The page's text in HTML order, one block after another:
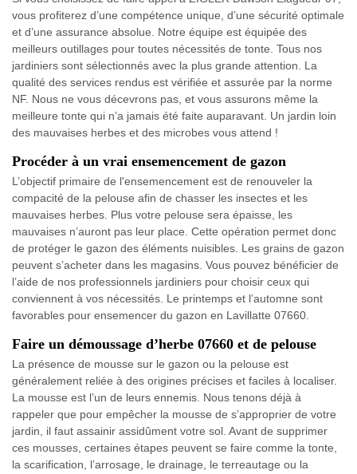
vous profiterez d’une compétence unique, d’une sécurité optimale
et d’une assurance absolue. Notre équipe est équipée des
meilleurs outillages pour toutes nécessités de tonte. Tous nos
jardiniers sont sélectionnés avec la plus grande attention. La
qualité des services rendus est vérifiée et assurée par la norme
NF. Nous ne vous décevrons pas, et vous assurons même la
meilleure tonte qui n’a jamais été faite auparavant. Un jardin loin
des mauvaises herbes et des microbes vous attend !
Procéder à un vrai ensemencement de gazon
L’objectif primaire de l'ensemencement est de renouveler la
compacité de la pelouse afin de chasser les insectes et les
mauvaises herbes. Plus votre pelouse sera épaisse, les
mauvaises n’auront pas leur place. Cette opération permet donc
de protéger le gazon des éléments nuisibles. Les grains de gazon
peuvent s’acheter dans les magasins. Vous pouvez bénéficier de
l’aide de nos professionnels jardiniers pour choisir ceux qui
conviennent à vos nécessités. Le printemps et l’automne sont
favorables pour ensemencer du gazon en Lavillatte 07660.
Faire un démoussage d’herbe 07660 et de pelouse
La présence de mousse sur le gazon ou la pelouse est
généralement reliée à des origines précises et faciles à localiser.
La mousse est l’un de leurs ennemis. Nous tenons déjà à
rappeler que pour empêcher la mousse de s’approprier de votre
jardin, il faut assainir assidûment votre sol. Avant de supprimer
ces mousses, certaines étapes peuvent se faire comme la tonte,
la scarification, l’arrosage, le drainage, le terreautage ou la